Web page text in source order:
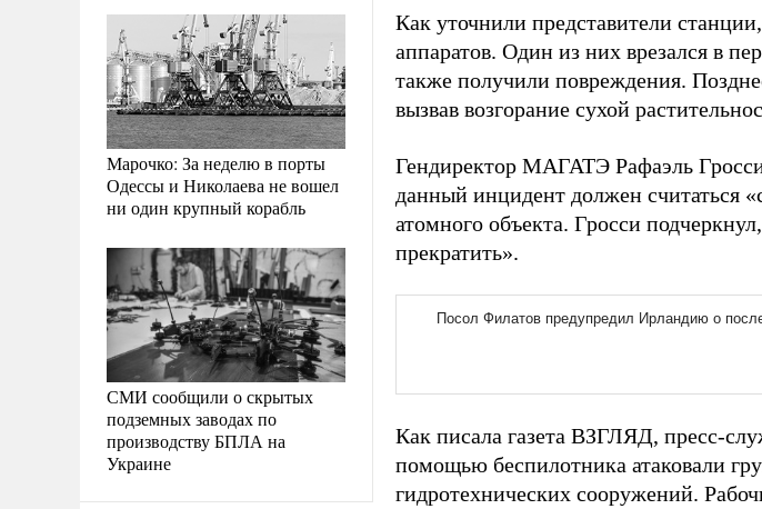
Марочко: За неделю в порты
Одессы и Николаева не вошел
ни один крупный корабль
СМИ сообщили о скрытых
подземных заводах по
производству БПЛА на
Украине
Как уточнили представители
аппаратов. Один из них врезался в
также получили повреждения.
вызвав возгорание сухой
Гендиректор МАГАТЭ Рафаэль
данный инцидент должен считаться
атомного объекта. Гросси
прекратить».
Как писала газета ВЗГЛЯД, пресс-
помощью беспилотника атаковали
гидротехнических сооружений.